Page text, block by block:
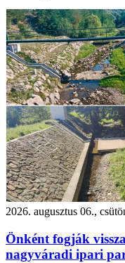
2026. augusztus 06.,
Önként fogják
nagyváradi ipari